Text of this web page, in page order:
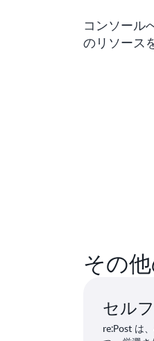
コンソール
のリソース
その
セル
re:Post は